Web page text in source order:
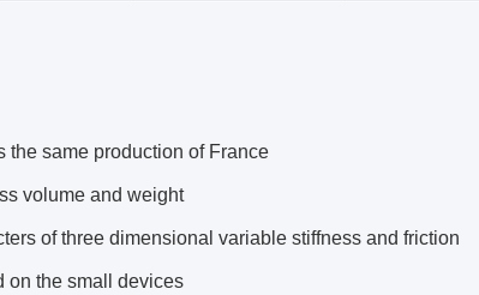
the same production of France
volume and weight
of three dimensional variable stiffness and friction
on the small devices